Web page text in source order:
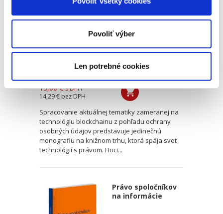
Povoliť výber
Len potrebné cookies
Daniela Hanousek
15,00 € s DPH
14,29 € bez DPH
Spracovanie aktuálnej tematiky zameranej na
technológiu blockchainu z pohľadu ochrany
osobných údajov predstavuje jedinečnú
monografiu na knižnom trhu, ktorá spája svet
technológií s právom. Hoci...
Právo spoločníkov
na informácie